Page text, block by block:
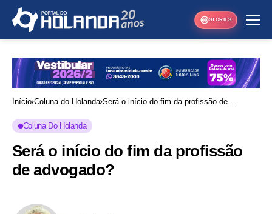
STORIES
Início Coluna do Holanda Será o início do fim da profissão de
Coluna Do Holanda
Será o início do fim da profissão
de advogado?